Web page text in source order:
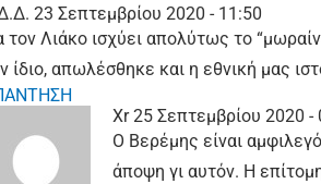
23 Σεπτεμβρίου 2020 - 11:50
τον Λιάκο ισχύει απολύτως το
ίδιο, απωλέσθηκε και η εθνική μας
Xr 25 Σεπτεμβρίου 2020 -
Ο Βερέμης είναι
άποψη γι αυτόν. Η